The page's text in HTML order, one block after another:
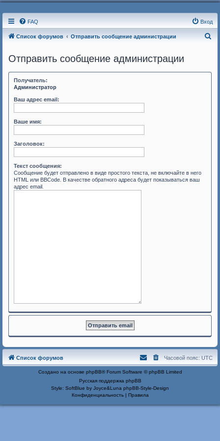
FAQ Вход
Список форумов Отправить сообщение администрации
Отправить сообщение администрации
Получатель:
Администратор
Ваш адрес email:
Ваше имя:
Заголовок:
Текст сообщения:
Сообщение будет отправлено в виде простого текста, не включайте в него
HTML или BBCode. В качестве обратного адреса будет показываться ваш
адрес email.
Список форумов Часовой пояс: UTC
Создано на основе phpBB® Forum Software © phpBB Limited
Русская поддержка phpBB
Style: SoftBlue by Joyce&Luna phpBB-Style-Design
Конфиденциальность| Правила